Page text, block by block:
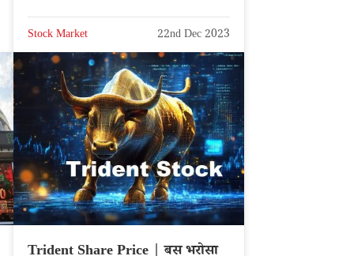
Stock Market 22nd Dec 2023